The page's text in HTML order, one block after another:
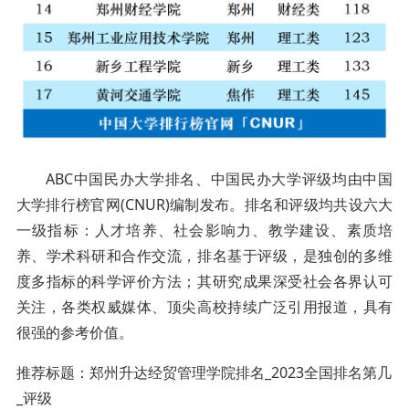
ABC中国民办大学排名、中国民办大学评级均由中国
大学排行榜官网(CNUR)编制发布。排名和评级均共设六大
一级指标：人才培养、社会影响力、教学建设、素质培
养、学术科研和合作交流，排名基于评级，是独创的多维
度多指标的科学评价方法；其研究成果深受社会各界认可
关注，各类权威媒体、顶尖高校持续广泛引用报道，具有
很强的参考价值。
推荐标题： 郑州升达经贸管理学院排名_2023全国排名第几
_评级